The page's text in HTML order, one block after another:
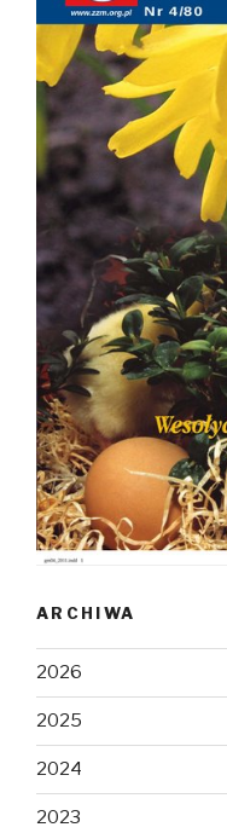
ARCHIWA
2026
2025
2024
2023